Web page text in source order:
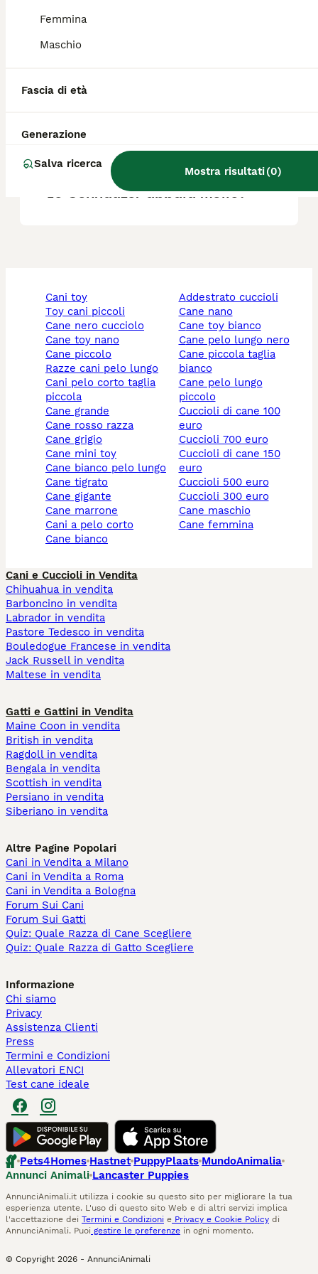
Femmina
Maschio
Fascia di età
Generazione
Salva ricerca
Mostra risultati(0)
Lo Schnauzer è un cane
Schnauzer?
Lo Schnauzer abbaia molto?
cani toy
toy cani piccoli
cane nero cucciolo
cane toy nano
cane piccolo
razze cani pelo lungo
cani pelo corto taglia
piccola
cane grande
cane rosso razza
cane grigio
cane mini toy
cane bianco pelo lungo
cane tigrato
cane gigante
cane marrone
cani a pelo corto
cane bianco
addestrato cuccioli
cane nano
cane toy bianco
cane pelo lungo nero
cane piccola taglia
bianco
cane pelo lungo
piccolo
cuccioli di cane 100
euro
cuccioli 700 euro
cuccioli di cane 150
euro
cuccioli 500 euro
cuccioli 300 euro
cane maschio
cane femmina
Cani e Cuccioli in Vendita
Chihuahua in vendita
Barboncino in vendita
Labrador in vendita
Pastore Tedesco in vendita
Bouledogue Francese in vendita
Jack Russell in vendita
Maltese in vendita
Gatti e Gattini in Vendita
Maine Coon in vendita
British in vendita
Ragdoll in vendita
Bengala in vendita
Scottish in vendita
Persiano in vendita
Siberiano in vendita
Altre Pagine Popolari
Cani in Vendita a Milano
Cani in Vendita a Roma
Cani in Vendita a Bologna
Forum Sui Cani
Forum Sui Gatti
Quiz: Quale Razza di Cane Scegliere
Quiz: Quale Razza di Gatto Scegliere
Informazione
Chi siamo
Privacy
Assistenza Clienti
Press
Termini e Condizioni
Allevatori ENCI
Test cane ideale
Pets4Homes Hastnet PuppyPlaats MundoAnimalia
Annunci Animali Lancaster Puppies
AnnunciAnimali.it utilizza i cookie su questo sito per migliorare la tua
esperienza utente. L'uso di questo sito Web e di altri servizi implica
l'accettazione dei Termini e Condizioni e Privacy e Cookie Policy di
AnnunciAnimali. Puoi gestire le preferenze in ogni momento.
© Copyright 2026 - AnnunciAnimali